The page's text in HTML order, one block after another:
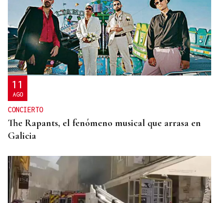
A TODA VELOCIDAD
Vídeo | Así fue el espectacular salto de “Cohete”
Suárez en el Rally Rías Baixas que dejó sin
respiración a los aficionados
11
AGO
CONCIERTO
The Rapants, el fenómeno musical que arrasa en
Galicia